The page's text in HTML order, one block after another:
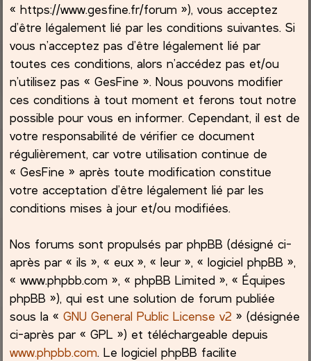
« https://www.gesfine.fr/forum »), vous acceptez
d’être légalement lié par les conditions suivantes. Si
vous n’acceptez pas d’être légalement lié par
toutes ces conditions, alors n’accédez pas et/ou
n’utilisez pas « GesFine ». Nous pouvons modifier
ces conditions à tout moment et ferons tout notre
possible pour vous en informer. Cependant, il est de
votre responsabilité de vérifier ce document
régulièrement, car votre utilisation continue de
« GesFine » après toute modification constitue
votre acceptation d’être légalement lié par les
conditions mises à jour et/ou modifiées.
Nos forums sont propulsés par phpBB (désigné ci-
après par « ils », « eux », « leur », « logiciel phpBB »,
« www.phpbb.com », « phpBB Limited », « Équipes
phpBB »), qui est une solution de forum publiée
sous la «GNU General Public License v2 » (désignée
ci-après par « GPL ») et téléchargeable depuis
www.phpbb.com. Le logiciel phpBB facilite